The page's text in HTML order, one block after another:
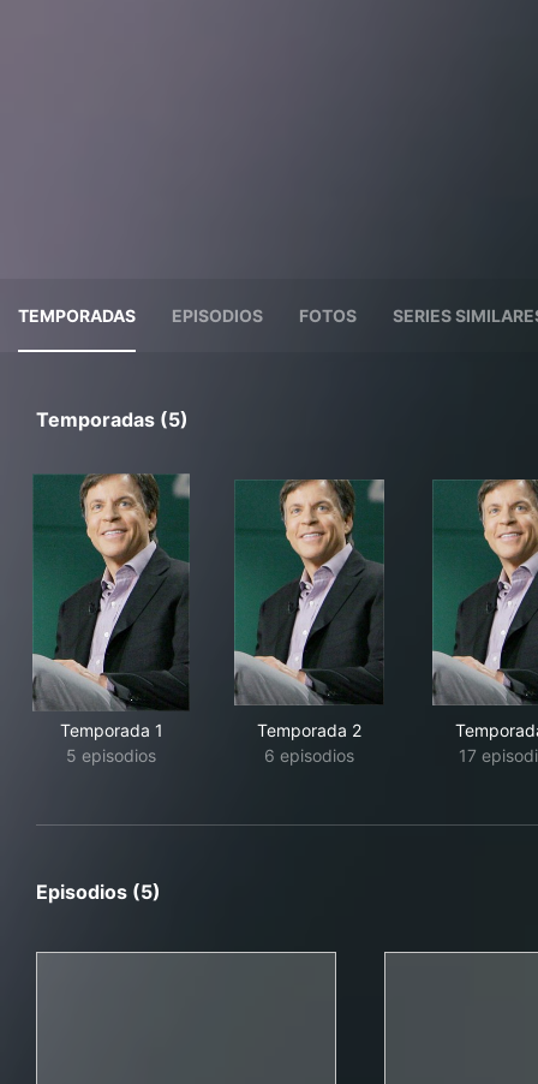
TEMPORADAS EPISODIOS FOTOS SERIES
Temporadas (5)
Temporada 1
5 episodios
Temporada 2
6 episodios
17
Episodios (5)